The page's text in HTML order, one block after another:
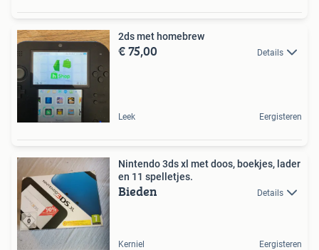
2ds met homebrew
€ 75,00 Details
Leek Eergisteren
Nintendo 3ds xl met doos, boekjes, lader
en 11 spelletjes.
Bieden Details
Kerniel Eergisteren